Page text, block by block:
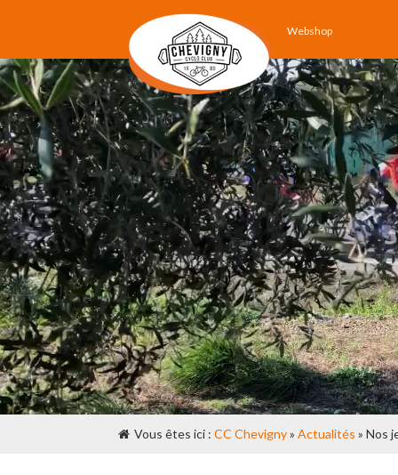
Webshop
Vous êtes ici : CC Chevigny» Actualités » Nos